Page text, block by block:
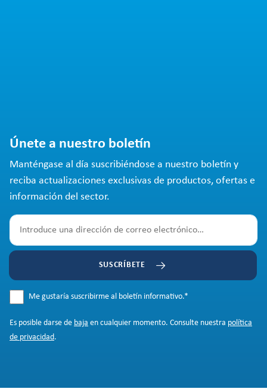
Únete a nuestro boletín
Manténgase al día suscribiéndose a nuestro boletín y
reciba actualizaciones exclusivas de productos, ofertas e
información del sector.
SUSCRÍBETE
Me gustaría suscribirme al boletín informativo.*
Es posible darse de baja en cualquier momento. Consulte nuestra política
de privacidad.